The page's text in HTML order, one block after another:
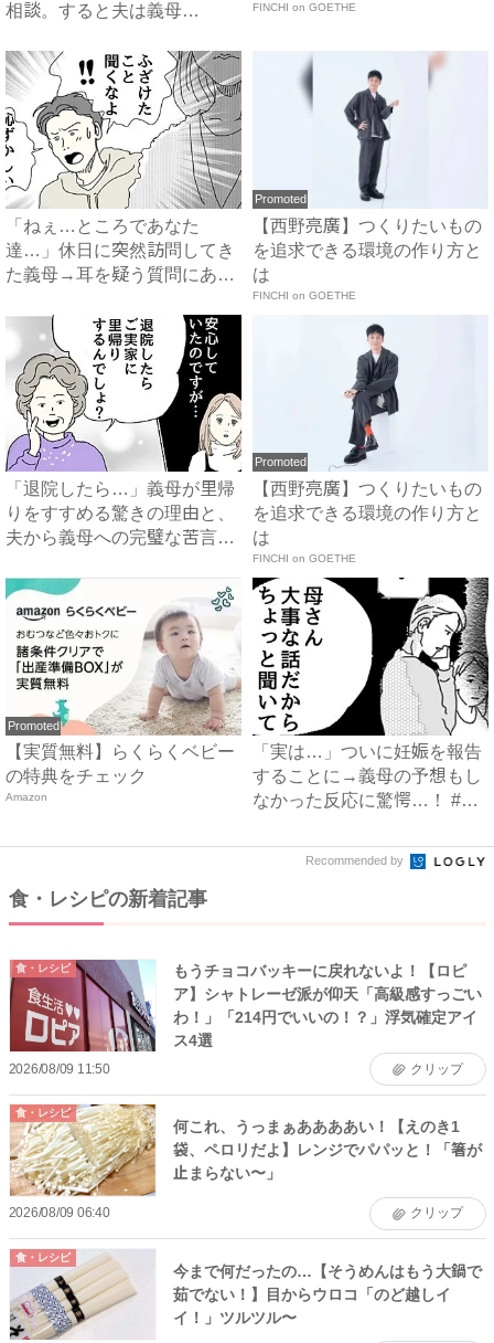
相談。すると夫は義母
FINCHI on GOETHE
「ねぇ…ところであなた
達…」休日に突然訪問してき
た義母→耳を疑う質問にあ
Promoted
【西野亮廣】つくりたいもの
を追求できる環境の作り方と
は
FINCHI on GOETHE
「退院したら…」義母が里帰
りをすすめる驚きの理由と、
夫から義母への完璧な苦言
Promoted
【西野亮廣】つくりたいもの
を追求できる環境の作り方と
は
FINCHI on GOETHE
Promoted
【実質無料】らくらくベビー
の特典をチェック
Amazon
「実は…」ついに妊娠を報告
することに→義母の予想もし
なかった反応に驚愕…！ #
Recommended by
食・レシピの新着記事
食・レシピ
もうチョコバッキーに戻れないよ！【ロピ
ア】シャトレーゼ派が仰天「高級感すっごい
わ！」「214円でいいの！？」浮気確定アイ
ス4選
2026/08/09 11:50 クリップ
食・レシピ
何これ、うっまぁああああい！【えのき1
袋、ペロリだよ】レンジでパパッと！「箸が
止まらない〜」
2026/08/09 06:40 クリップ
食・レシピ
今まで何だったの…【そうめんはもう大鍋で
茹でない！】目からウロコ「のど越しイ
イ！」ツルツル〜